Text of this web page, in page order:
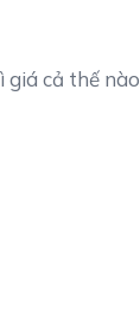
giá cả thế nào